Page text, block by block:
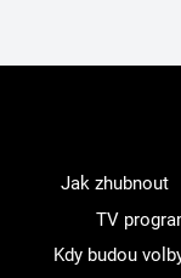
Jak zhubnout
TV
Kdy budou